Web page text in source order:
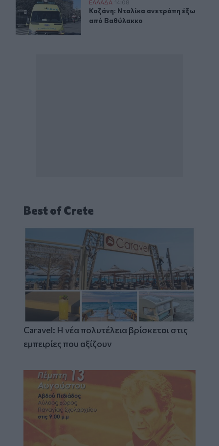
Κοζάνη: Νταλίκα ανετράπη έξω από Βαθύλακκο
ΕΛΛAΔΑ 14:08
Κοζάνη: Νταλίκα ανετράπη έξω
Κοζάνη: Νταλίκα ανετράπη έξω
από Βαθύλακκο
Best of Crete
Caravel: Η νέα πολυτέλεια βρίσκεται στις
εμπειρίες που αξίζουν